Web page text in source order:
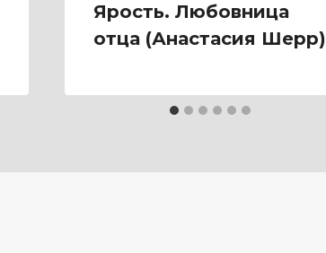
Ярость. Любовница
отца (Анастасия Шерр)